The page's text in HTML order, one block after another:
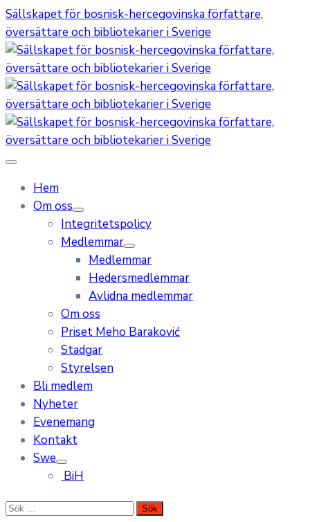
Sällskapet för bosnisk-hercegovinska författare,
översättare och bibliotekarier i Sverige
Hem
Om oss
Integritetspolicy
Medlemmar
Medlemmar
Hedersmedlemmar
Avlidna medlemmar
Om oss
Priset Meho Baraković
Stadgar
Styrelsen
Bli medlem
Nyheter
Evenemang
Kontakt
Swe
BiH